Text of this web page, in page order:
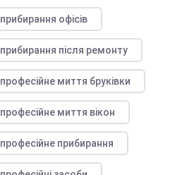
прибирання офісів
прибирання після ремонту
професійне миття бруківки
професійне миття вікон
професійне прибирання